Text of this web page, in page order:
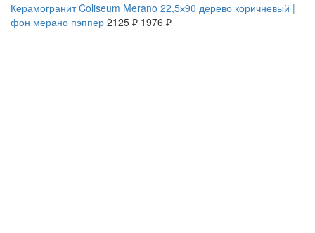
Керамогранит Coliseum Merano 22,5х90 дерево коричневый |
фон мерано пэппер 2125 ₽ 1976 ₽